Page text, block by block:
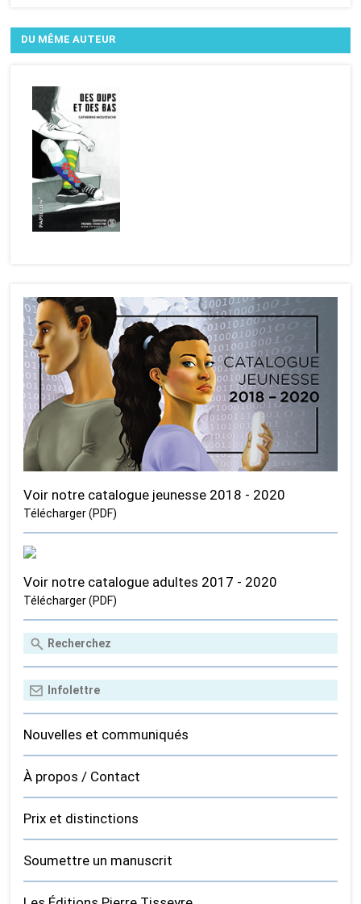
DU MÊME AUTEUR
Voir notre catalogue jeunesse 2018 - 2020
Télécharger (PDF)
Voir notre catalogue adultes 2017 - 2020
Télécharger (PDF)
Nouvelles et communiqués
À propos / Contact
Prix et distinctions
Soumettre un manuscrit